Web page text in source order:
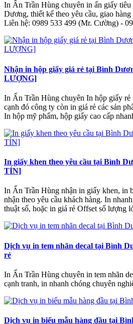
In Ấn Trần Hùng chuyên in ấn giấy tiêu
Dương, thiết kế theo yêu cầu, giao
Liên hệ: 0989 533 499 (Mr. Cường) -
Nhận in hộp giấy giá rẻ tại Bình
LƯỢNG]
In Ấn Trần Hùng chuyên In hộp giấy
cạnh đó công ty còn in giá rẻ các sản
In hộp mỹ phẩm, hộp giấy cao cấp
In giấy khen theo yêu cầu tại Bình
TÍN]
In Ấn Trần Hùng nhận in giấy khen, in
nhận theo yêu cầu khách hàng. In
thuật số, hoặc in giá rẻ Offset số lượng
Dịch vụ in tem nhãn decal tại Bình
rẻ
In Ấn Trần Hùng chuyên in tem nhãn
cạnh tranh, in nhanh chóng chuyên
Dịch vụ in biểu mẫu hàng đầu tại